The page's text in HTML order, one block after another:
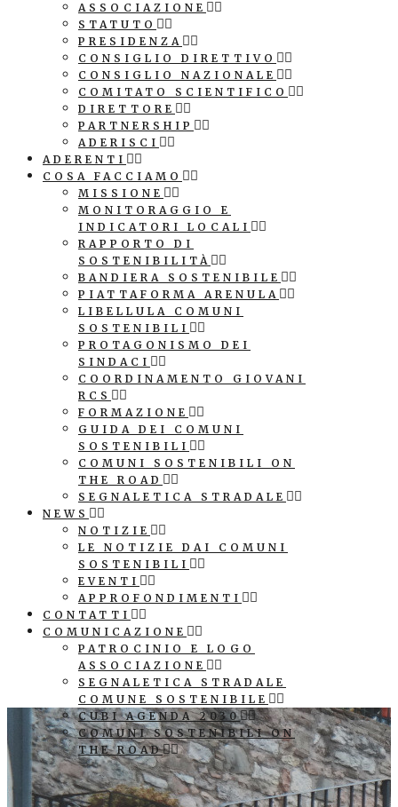
ASSOCIAZIONE
STATUTO
PRESIDENZA
CONSIGLIO DIRETTIVO
CONSIGLIO NAZIONALE
COMITATO SCIENTIFICO
DIRETTORE
PARTNERSHIP
ADERISCI
ADERENTI
COSA FACCIAMO
MISSIONE
MONITORAGGIO E
INDICATORI LOCALI
RAPPORTO DI
SOSTENIBILITÀ
BANDIERA SOSTENIBILE
PIATTAFORMA ARENULA
LIBELLULA COMUNI
SOSTENIBILI
PROTAGONISMO DEI
SINDACI
COORDINAMENTO GIOVANI
RCS
FORMAZIONE
GUIDA DEI COMUNI
SOSTENIBILI
COMUNI SOSTENIBILI ON
THE ROAD
SEGNALETICA STRADALE
NEWS
NOTIZIE
LE NOTIZIE DAI COMUNI
SOSTENIBILI
EVENTI
APPROFONDIMENTI
CONTATTI
COMUNICAZIONE
PATROCINIO E LOGO
ASSOCIAZIONE
SEGNALETICA STRADALE
COMUNE SOSTENIBILE
CUBI AGENDA 2030
COMUNI SOSTENIBILI ON
THE ROAD